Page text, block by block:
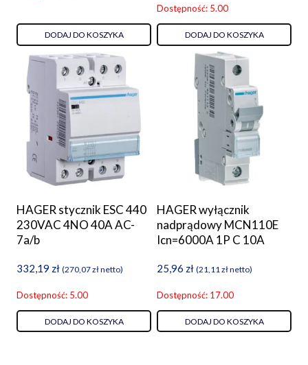
DODAJ DO KOSZYKA
Dostępność: 5.00
DODAJ DO KOSZYKA
HAGER stycznik ESC 440
230VAC 4NO 40A AC-
7a/b
332,19 zł (270,07złnetto)
Dostępność: 5.00
DODAJ DO KOSZYKA
HAGER wyłącznik
nadprądowy MCN110E
Icn=6000A 1P C 10A
25,96 zł (21,11 złnetto)
Dostępność: 17.00
DODAJ DO KOSZYKA